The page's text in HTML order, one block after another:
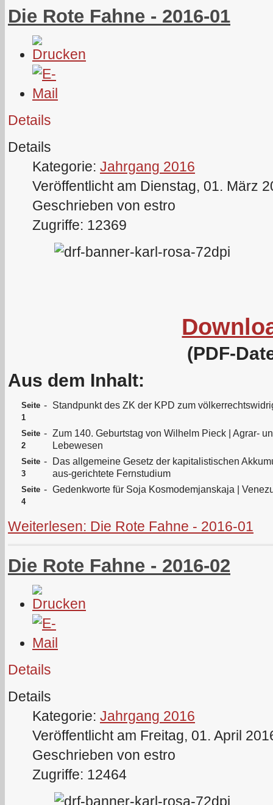
Die Rote Fahne - 2016-01
Details
Details
Kategorie: Jahrgang 2016
Veröffentlicht am Dienstag, 01. März
Geschrieben von estro
Zugriffe: 12369
(PDF-
Aus dem Inhalt:
Seite
1
- Standpunkt des ZK der KPD zum
Seite
2
- Zum 140. Geburtstag von Wilhelm Pieck | Agrar-
Lebewesen
Seite
3
-
Das allgemeine Gesetz der kapitalistischen
aus-gerichtete Fernstudium
Seite
4
- Gedenkworte für Soja Kosmodemjanskaja |
Weiterlesen: Die Rote Fahne - 2016-01
Die Rote Fahne - 2016-02
Details
Details
Kategorie: Jahrgang 2016
Veröffentlicht am Freitag, 01. April
Geschrieben von estro
Zugriffe: 12464